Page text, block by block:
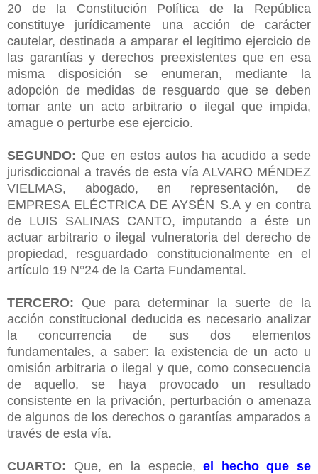
20 de la Constitución Política de la República
constituye jurídicamente una acción de carácter
cautelar, destinada a amparar el legítimo ejercicio de
las garantías y derechos preexistentes que en esa
misma disposición se enumeran, mediante la
adopción de medidas de resguardo que se deben
tomar ante un acto arbitrario o ilegal que impida,
amague o perturbe ese ejercicio.
SEGUNDO: Que en estos autos ha acudido a sede
jurisdiccional a través de esta vía ALVARO MÉNDEZ
VIELMAS, abogado, en representación, de
EMPRESA ELÉCTRICA DE AYSÉN S.A y en contra
de LUIS SALINAS CANTO, imputando a éste un
actuar arbitrario o ilegal vulneratoria del derecho de
propiedad, resguardado constitucionalmente en el
artículo 19 N°24 de la Carta Fundamental.
TERCERO: Que para determinar la suerte de la
acción constitucional deducida es necesario analizar
la concurrencia de sus dos elementos
fundamentales, a saber: la existencia de un acto u
omisión arbitraria o ilegal y que, como consecuencia
de aquello, se haya provocado un resultado
consistente en la privación, perturbación o amenaza
de algunos de los derechos o garantías amparados a
través de esta vía.
CUARTO: Que, en la especie,el hecho que se